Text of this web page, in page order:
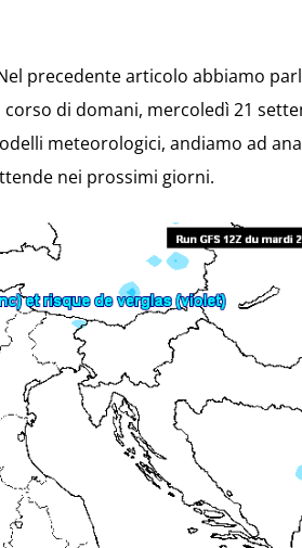
precedente articolo abbiamo
di domani, mercoledì 21
meteorologici, andiamo ad
nei prossimi giorni.